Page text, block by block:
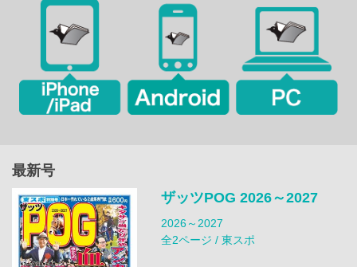
最新号
ザッツPOG 2026～2027
2026～2027
全2ページ / 東スポ